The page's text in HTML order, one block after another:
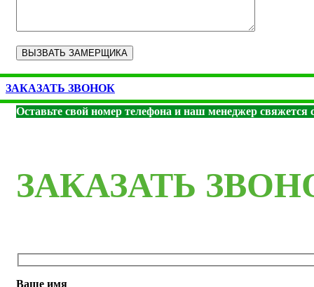
ЗАКАЗАТЬ ЗВОНОК
Оставьте свой номер телефона и наш менеджер свяжется
ЗАКАЗАТЬ
Ваше имя